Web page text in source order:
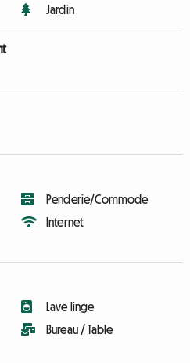
Jardin
Penderie/Commode
Internet
Lave linge
Bureau / Table